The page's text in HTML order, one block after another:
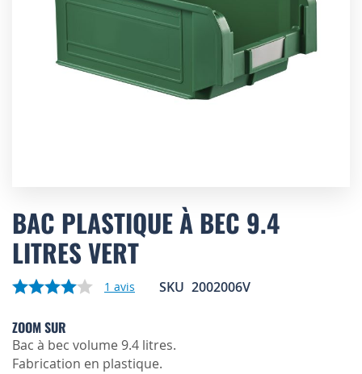
to
the
beginning
of
images
BAC PLASTIQUE À BEC 9.4
LITRES VERT
1 avis SKU 2002006V
ZOOM SUR
Bac à bec volume 9.4 litres.
Fabrication en plastique.